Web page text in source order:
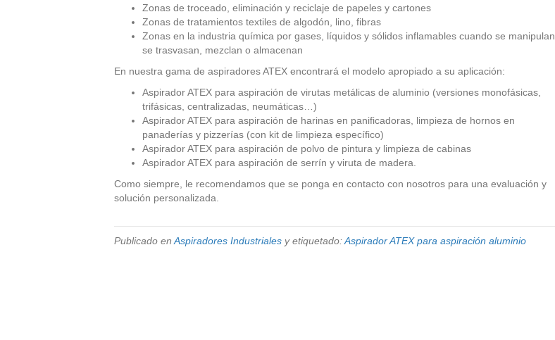
Zonas de troceado, eliminación y reciclaje de papeles y cartones
Zonas de tratamientos textiles de algodón, lino, fibras
Zonas en la industria química por gases, líquidos y sólidos inflamables cuando se manipulan,
se trasvasan, mezclan o almacenan
En nuestra gama de aspiradores ATEX encontrará el modelo apropiado a su aplicación:
Aspirador ATEX para aspiración de virutas metálicas de aluminio (versiones monofásicas,
trifásicas, centralizadas, neumáticas…)
Aspirador ATEX para aspiración de harinas en panificadoras, limpieza de hornos en
panaderías y pizzerías (con kit de limpieza específico)
Aspirador ATEX para aspiración de polvo de pintura y limpieza de cabinas
Aspirador ATEX para aspiración de serrín y viruta de madera.
Como siempre, le recomendamos que se ponga en contacto con nosotros para una evaluación y
solución personalizada.
Publicado en Aspiradores Industriales y etiquetado:Aspirador ATEX para aspiración aluminio